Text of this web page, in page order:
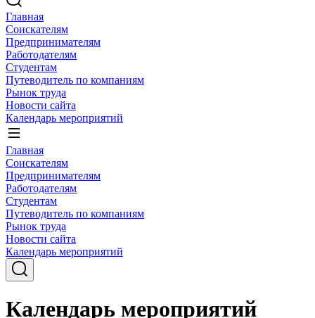
Главная
Соискателям
Предпринимателям
Работодателям
Студентам
Путеводитель по компаниям
Рынок труда
Новости сайта
Календарь мероприятий
Главная
Соискателям
Предпринимателям
Работодателям
Студентам
Путеводитель по компаниям
Рынок труда
Новости сайта
Календарь мероприятий
Календарь мероприятий